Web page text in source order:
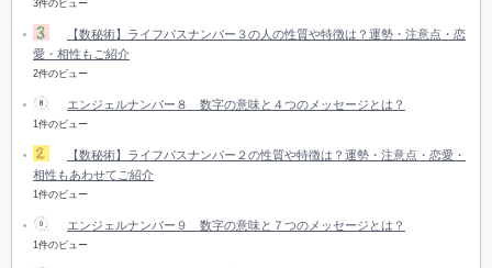
3件のビュー
【数秘術】ライフパスナンバー３の人の性質や特徴は？運勢・注意点・恋
愛・相性もご紹介
2件のビュー
エンジェルナンバー８ 数字の意味と４つのメッセージとは？
1件のビュー
【数秘術】ライフパスナンバー２の性質や特徴は？運勢・注意点・恋愛・
相性もあわせてご紹介
1件のビュー
エンジェルナンバー９ 数字の意味と７つのメッセージとは？
1件のビュー